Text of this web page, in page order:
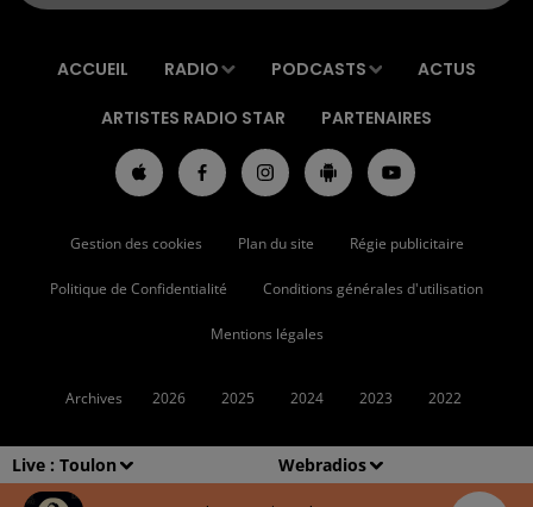
Live : Toulon Webradios
ACCUEIL RADIO PODCASTS ACTUS
ARTISTES RADIO STAR PARTENAIRES
Gestion des cookies Plan du site Régie publicitaire
Politique de Confidentialité Conditions générales d'utilisation
Mentions légales
Archives 2026 2025 2024 2023 2022